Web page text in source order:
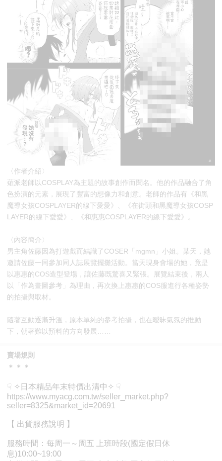
〈作者介紹〉
薙派老師以COSPLAY為主題的故事創作而聞名。他的作品融合了角
色扮演的元素，展現了豐富的想像力和創意。老師的作品有《和黑
魔導女孩COSPLAYER的線下愛愛》、《在街頭和黑魔導女孩COSP
LAYER的線下愛愛》、《和惠惠COSPLAYER的線下愛愛》。
〈內容簡介〉
男主角佐藤因為打遊戲而結識了COSER「mgmn」小姐。某天，她
邀請佐藤一同參加同人誌展覽擺攤活動。當天現身會場的她，竟是
以惠惠的COS造型登場，讓佐藤既驚喜又緊張。展覽結束後，兩人
以「作為畫圖參考」為理由，再次換上惠惠的COS服進行各種姿勢
的拍攝與取材。
隨著互動逐漸升溫，原本單純的參考拍攝，也在曖昧氣氛的推動
下，朝著難以預料的方向發展……
賣場規則